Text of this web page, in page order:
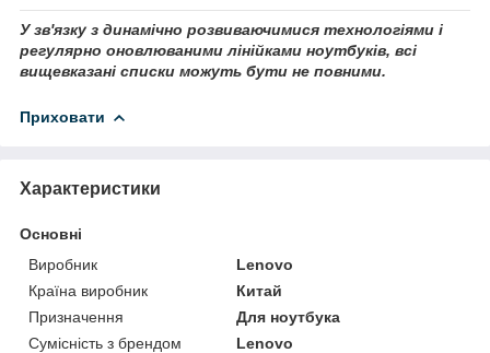
У зв'язку з динамічно розвиваючимися технологіями і
регулярно оновлюваними лінійками ноутбуків, всі
вищевказані списки можуть бути не повними.
Приховати
Характеристики
Основні
Виробник
Lenovo
Країна виробник
Китай
Призначення
Для ноутбука
Сумісність з брендом
Lenovo